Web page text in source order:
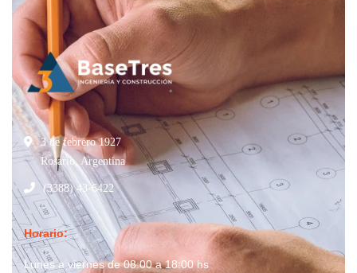
3 de febrero 1927
Rosario, Argentina
(3388) 43-6422
Horario:
Lunes a viernes de 08:00 a 18:00 hs